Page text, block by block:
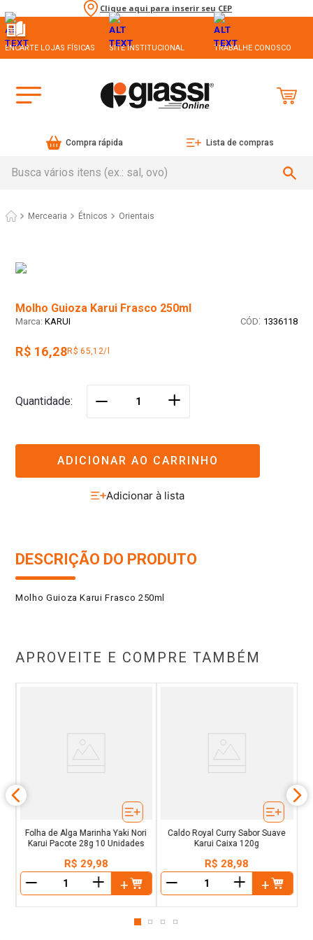
Clique aqui para inserir seu CEP
ENCARTE LOJAS FÍSICAS SITE INSTITUCIONAL TRABALHE CONOSCO
Compra rápida Lista de compras
Mercearia Étnicos Orientais
Molho Guioza Karui Frasco 250ml
KARUI : 1336118
R$ 16,28R$ 65,12/l
Quantidade ＋
ADICIONAR AO CARRINHO
DESCRIÇÃO DO PRODUTO
Molho Guioza Karui Frasco 250ml
APROVEITE E COMPRE TAMBÉM
Folha de Alga Marinha Yaki Nori
Karui Pacote 28g 10 Unidades
R$ 29,98
＋
Caldo Royal Curry Sabor Suave
Karui Caixa 120g
R$ 28,98
＋